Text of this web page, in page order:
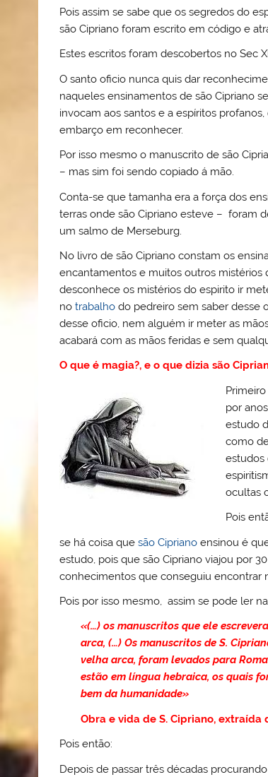
Pois assim se sabe que os segredos do
são Cipriano foram escrito em código e
Estes escritos foram descobertos no Sec
O santo oficio nunca quis dar
naqueles ensinamentos de são Cipriano
invocam aos santos e a espíritos
embarço em reconhecer.
Por isso mesmo o manuscrito de são
– mas sim foi sendo copiado á mão.
Conta-se que tamanha era a força dos
terras onde são Cipriano esteve – foram
um salmo de Merseburg.
No livro de são Cipriano constam os
encantamentos e muitos outros mistérios
desconhece os mistérios do espirito ir
notrabalho do pedreiro sem saber desse
desse oficio, nem alguém ir meter as
acabará com as mãos feridas e sem
O que é magia?, e o que dizia são
por
estudo
como
estudos
ocultas
Pois
se há coisa quesão Cipriano ensinou é
estudo, pois que são Cipriano viajou por
conhecimentos que conseguiu encontrar
Pois por isso mesmo, assim se pode ler
«(…) os manuscritos que ele
arca, (…)Os manuscritos de S.
velha arca, foram levados para
estão em língua hebraica, os quais
bem da humanidade»
Obra e vida de S. Cipriano, extraída
Pois então:
Depois de passar três décadas